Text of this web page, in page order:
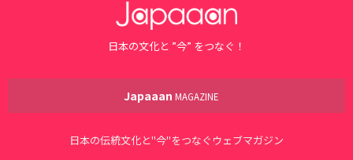
日本の文化と ”今” をつなぐ！
Japaaan MAGAZINE
日本の伝統文化と"今"をつなぐウェブマガジン